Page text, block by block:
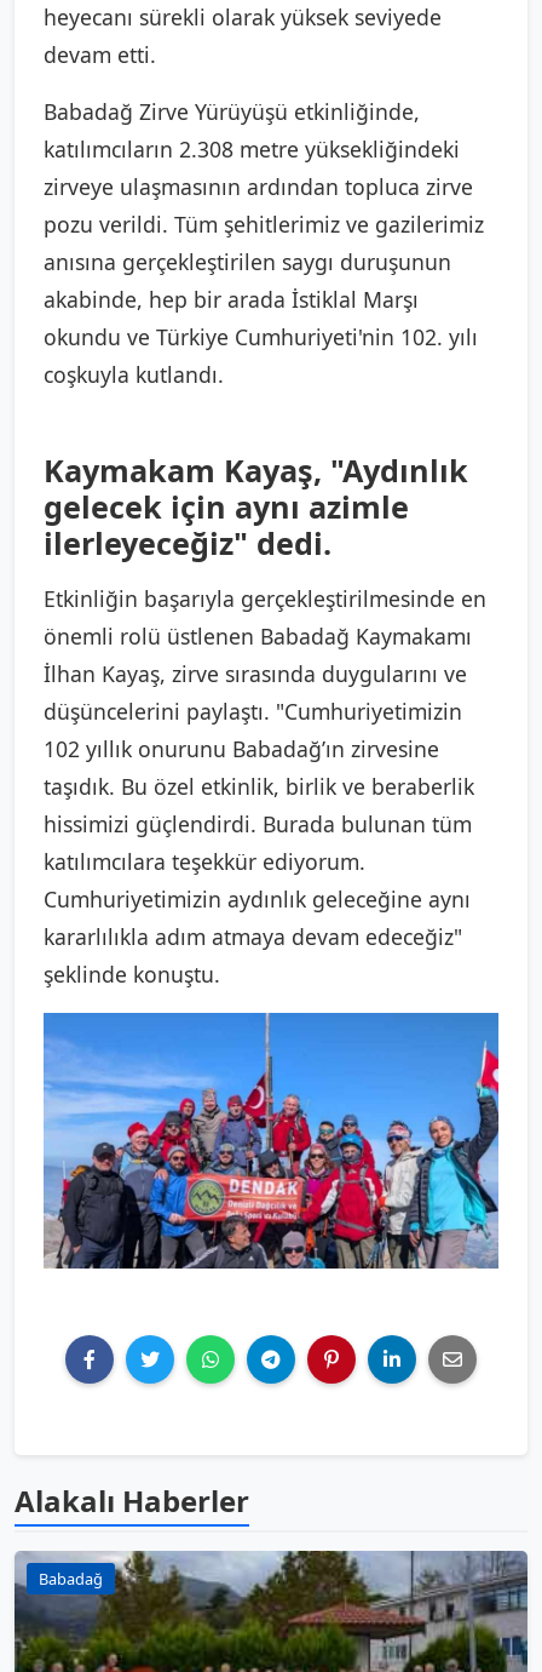
heyecanı sürekli olarak yüksek seviyede
devam etti.
Babadağ Zirve Yürüyüşü etkinliğinde,
katılımcıların 2.308 metre yüksekliğindeki
zirveye ulaşmasının ardından topluca zirve
pozu verildi. Tüm şehitlerimiz ve gazilerimiz
anısına gerçekleştirilen saygı duruşunun
akabinde, hep bir arada İstiklal Marşı
okundu ve Türkiye Cumhuriyeti'nin 102. yılı
coşkuyla kutlandı.
Kaymakam Kayaş, "Aydınlık
gelecek için aynı azimle
ilerleyeceğiz" dedi.
Etkinliğin başarıyla gerçekleştirilmesinde en
önemli rolü üstlenen Babadağ Kaymakamı
İlhan Kayaş, zirve sırasında duygularını ve
düşüncelerini paylaştı. "Cumhuriyetimizin
102 yıllık onurunu Babadağ’ın zirvesine
taşıdık. Bu özel etkinlik, birlik ve beraberlik
hissimizi güçlendirdi. Burada bulunan tüm
katılımcılara teşekkür ediyorum.
Cumhuriyetimizin aydınlık geleceğine aynı
kararlılıkla adım atmaya devam edeceğiz"
şeklinde konuştu.
Alakalı Haberler
Babadağ